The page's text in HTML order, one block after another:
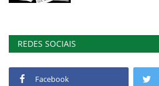
REDES SOCIAIS
Facebook